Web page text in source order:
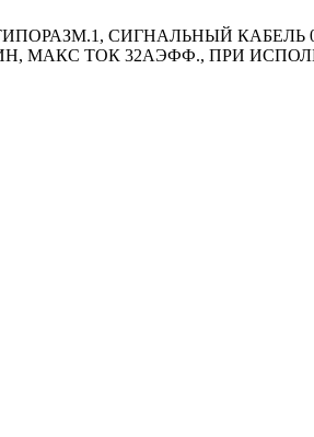
СИГНАЛЬНЫЙ КАБЕЛЬ
МАКС ТОК 32АЭФФ., ПРИ